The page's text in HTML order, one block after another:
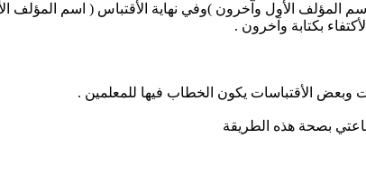
المؤلف الأول وآخرون )وفي نهاية الأقتباس ( اسم المؤلف
بكتابة وآخرون .
وبعض الأقتباسات يكون الخطاب فيها للمعلمين .
بصحة هذه الطريقة